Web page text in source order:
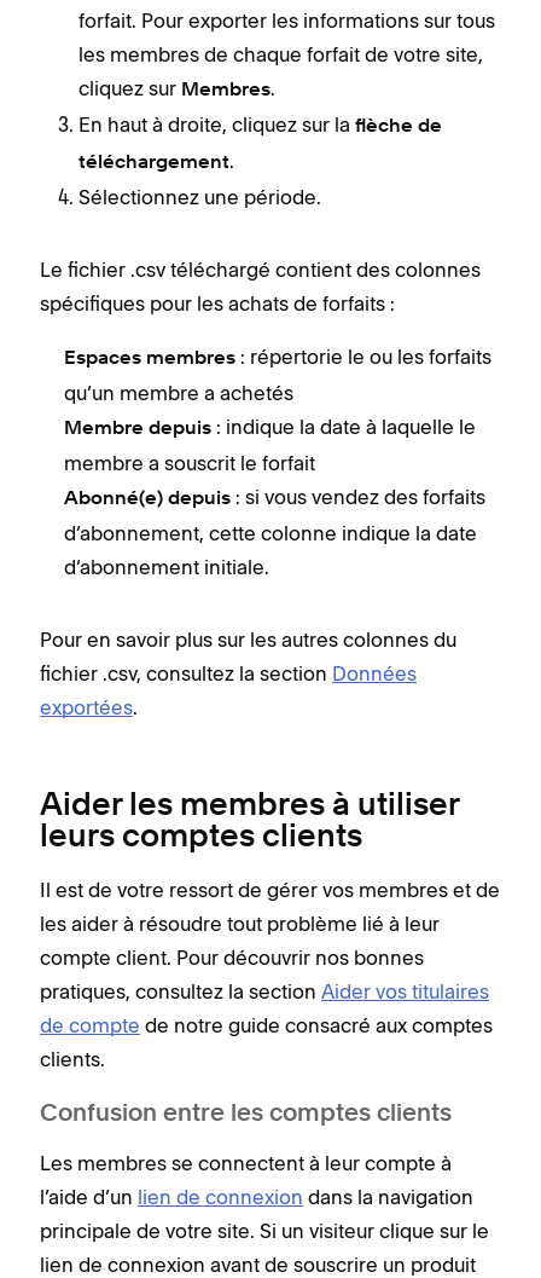
forfait. Pour exporter les informations sur tous
les membres de chaque forfait de votre site,
cliquez sur Membres.
En haut à droite, cliquez sur la flèche de
téléchargement.
Sélectionnez une période.
Le fichier .csv téléchargé contient des colonnes
spécifiques pour les achats de forfaits :
Espaces membres : répertorie le ou les forfaits
qu’un membre a achetés
Membre depuis : indique la date à laquelle le
membre a souscrit le forfait
Abonné(e) depuis : si vous vendez des forfaits
d’abonnement, cette colonne indique la date
d’abonnement initiale.
Pour en savoir plus sur les autres colonnes du
fichier .csv, consultez la section Données
exportées.
Aider les membres à utiliser
leurs comptes clients
Il est de votre ressort de gérer vos membres et de
les aider à résoudre tout problème lié à leur
compte client. Pour découvrir nos bonnes
pratiques, consultez la section Aider vos titulaires
de compte de notre guide consacré aux comptes
clients.
Confusion entre les comptes clients
Les membres se connectent à leur compte à
l’aide d’un lien de connexion dans la navigation
principale de votre site. Si un visiteur clique sur le
lien de connexion avant de souscrire un produit